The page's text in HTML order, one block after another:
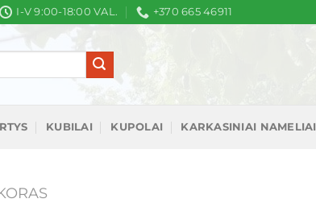
I-V 9:00-18:00 VAL. +370 665 46911
KUBILAI KUPOLAI KARKASINIAI NAMELIAI